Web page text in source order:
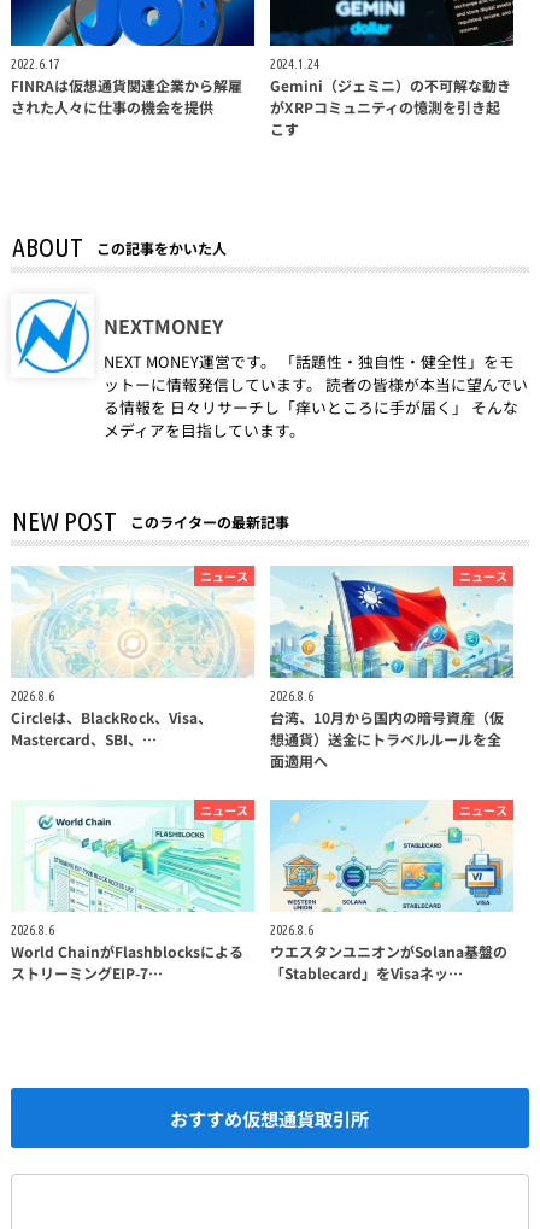
2022.6.17
FINRAは仮想通貨関連企業から解雇
された人々に仕事の機会を提供
2024.1.24
Gemini（ジェミニ）の不可解な動き
がXRPコミュニティの憶測を引き起
こす
ABOUT この記事をかいた人
NEXTMONEY
NEXT MONEY運営です。 「話題性・独自性・健全性」をモ
ットーに情報発信しています。 読者の皆様が本当に望んでい
る情報を 日々リサーチし「痒いところに手が届く」 そんな
メディアを目指しています。
NEW POST このライターの最新記事
ニュース
2026.8.6
Circleは、BlackRock、Visa、
Mastercard、SBI、…
ニュース
2026.8.6
台湾、10月から国内の暗号資産（仮
想通貨）送金にトラベルルールを全
面適用へ
ニュース
2026.8.6
World ChainがFlashblocksによる
ストリーミングEIP-7…
ニュース
2026.8.6
ウエスタンユニオンがSolana基盤の
「Stablecard」をVisaネッ…
おすすめ仮想通貨取引所